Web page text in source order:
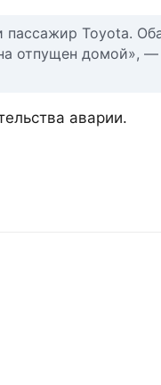
пассажир Toyota.
отпущен домой»,
аварии.